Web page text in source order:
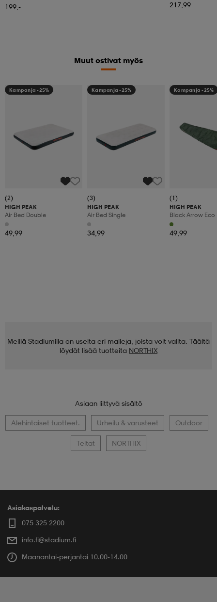
199,- 217,99
Muut ostivat myös
Kampanja -25%
(2)
HIGH PEAK
Air Bed Double
49,99
Kampanja -25%
(3)
HIGH PEAK
Air Bed Single
34,99
Kampanja -25%
(1)
HIGH PEAK
Black Arrow Eco
49,99
Meillä Stadiumilla on useita eri malleja, joista voit valita. Täältä
löydät lisää tuotteita NORTHIX
Asiaan liittyvä sisältö
Alehintaiset tuotteet. Urheilu & varusteet Outdoor
Teltat NORTHIX
Asiakaspalvelu:
075 325 2200
info.fi@stadium.fi
Maanantai-perjantai 10.00-14.00